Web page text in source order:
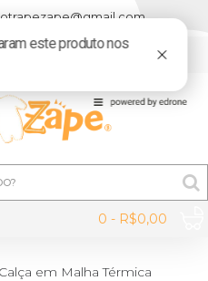
0 - R$0,00
em Malha Térmica